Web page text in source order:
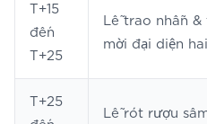
T+15
đến
T+25
Lễ trao nhẫn &
mời đại diện
T+25
Lễ rót rượu